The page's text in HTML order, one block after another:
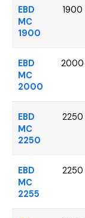
EBD
MC
1900
1900
EBD
MC
2000
2000
EBD
MC
2250
2250
EBD
MC
2255
2250